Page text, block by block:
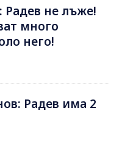
Радев не лъже!
много
него!
Радев има 2